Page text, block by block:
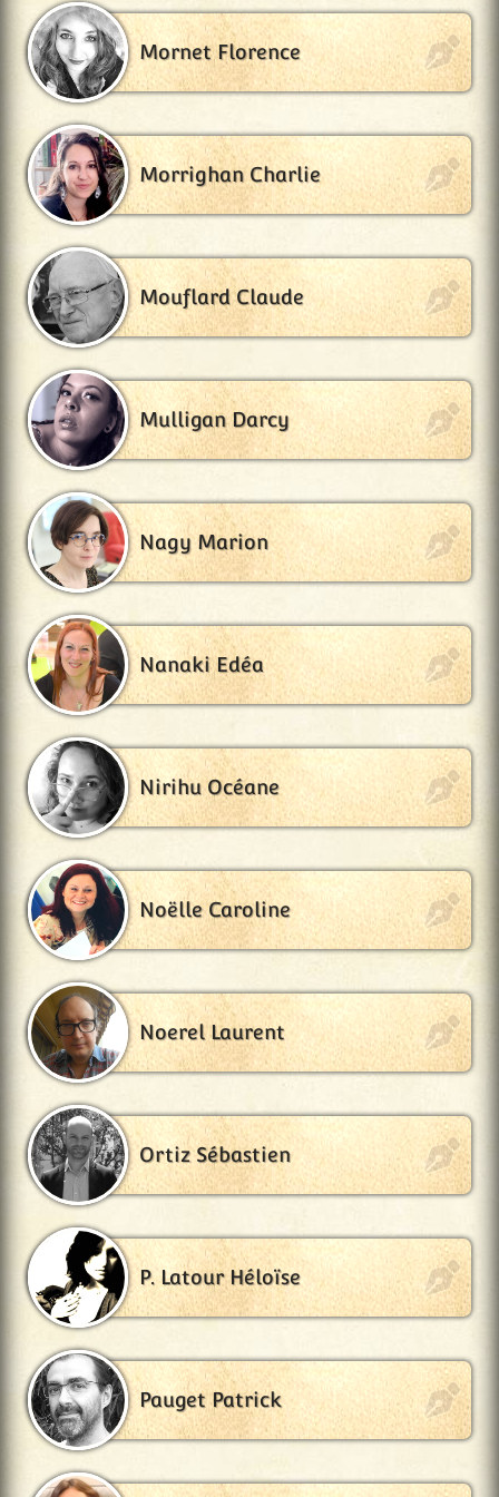
Mornet Florence
Morrighan Charlie
Mouflard Claude
Mulligan Darcy
Nagy Marion
Nanaki Edéa
Nirihu Océane
Noëlle Caroline
Noerel Laurent
Ortiz Sébastien
P. Latour Héloïse
Pauget Patrick